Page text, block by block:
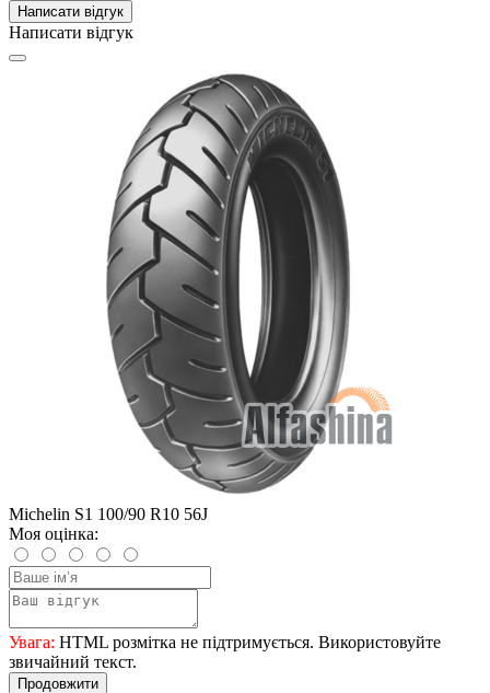
Написати відгук
Написати відгук
Michelin S1 100/90 R10 56J
Моя оцінка:
Увага: HTML розмітка не підтримується. Використовуйте
звичайний текст.
Продовжити